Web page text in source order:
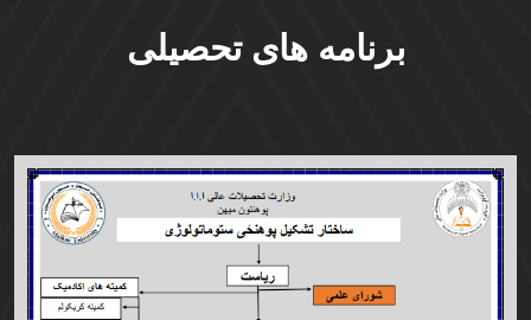
برنامه های تحصیلی